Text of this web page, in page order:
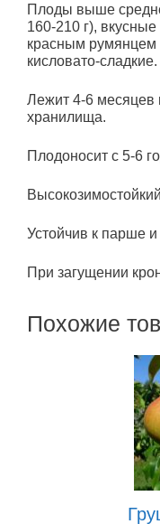
Плоды выше
160-210 г),
красным румянцем
кисловато-сладкие.
Лежит 4-6 месяцев
хранилища.
Плодоносит с 5-6
Высокозимостойкий
Устойчив к парше и
При загущении
Похожие